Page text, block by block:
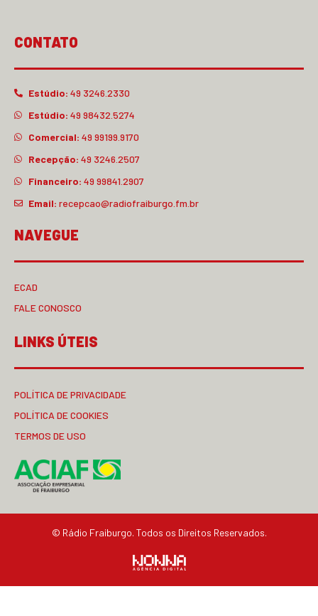
CONTATO
Estúdio: 49 3246.2330
Estúdio: 49 98432.5274
Comercial: 49 99199.9170
Recepção: 49 3246.2507
Financeiro: 49 99841.2907
Email: recepcao@radiofraiburgo.fm.br
NAVEGUE
ECAD
FALE CONOSCO
LINKS ÚTEIS
POLÍTICA DE PRIVACIDADE
POLÍTICA DE COOKIES
TERMOS DE USO
© Rádio Fraiburgo. Todos os Direitos Reservados.